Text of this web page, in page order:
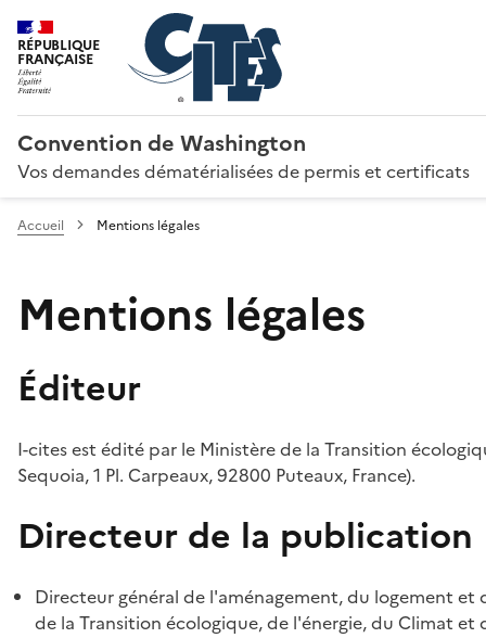
RÉPUBLIQUE
FRANÇAISE
Convention de Washington
Vos demandes dématérialisées de permis et certificats
Accueil Mentions légales
Mentions légales
Éditeur
I-cites est édité par le Ministère de la Transition
Sequoia, 1 Pl. Carpeaux, 92800 Puteaux, France).
Directeur de la publication
Directeur général de l'aménagement, du logement
de la Transition écologique, de l'énergie, du Climat et